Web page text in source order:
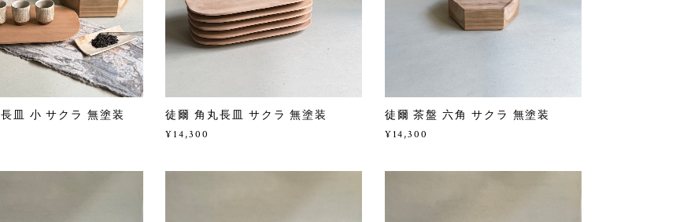
皿 小 サクラ 無塗装 徒爾 角丸長皿 サクラ 無塗装
¥14,300
徒爾 茶盤 六角 サクラ 無塗装
¥14,300